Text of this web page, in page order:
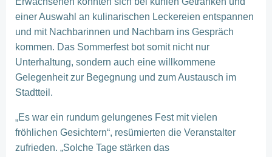
einer Auswahl an kulinarischen Leckereien entspannen
und mit Nachbarinnen und Nachbarn ins Gespräch
kommen. Das Sommerfest bot somit nicht nur
Unterhaltung, sondern auch eine willkommene
Gelegenheit zur Begegnung und zum Austausch im
Stadtteil.
„Es war ein rundum gelungenes Fest mit vielen
fröhlichen Gesichtern“, resümierten die Veranstalter
zufrieden. „Solche Tage stärken das